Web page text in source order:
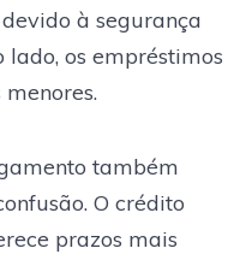
à segurança
os empréstimos
também
O crédito
prazos mais